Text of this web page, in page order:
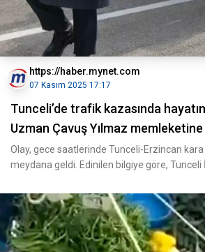
https://haber.mynet.com
07 Kasım 2025 17:17
Tunceli’de trafik kazasında
Uzman Çavuş Yılmaz memleketine
Olay, gece saatlerinde Tunceli-Erzincan
meydana geldi. Edinilen bilgiye göre, Tunceli